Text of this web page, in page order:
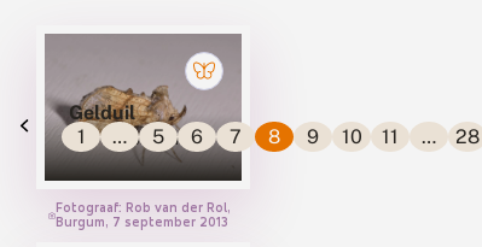
Grote pages (PAPILIONIDAE)
Witjes (PIERIDAE)
Berkenspinners (ENDROMIDAE)
Gelduil
POLYCHRYSIA MONETA
Fotograaf: Rob van der Rol,
Burgum, 7 september 2013
1 … 5 6 7 8 9 10 11 … 28